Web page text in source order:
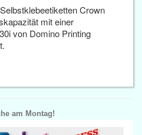
Crown
mit einer
von Domino Printing
am Montag!